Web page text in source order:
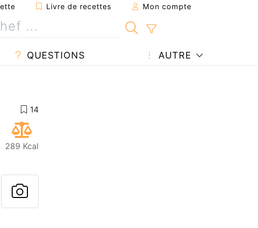
Livre de recettes Mon compte
QUESTIONS AUTRE
289 Kcal
recette à un ami
cette page
une question à l'auteur
Publier votre photo de cette